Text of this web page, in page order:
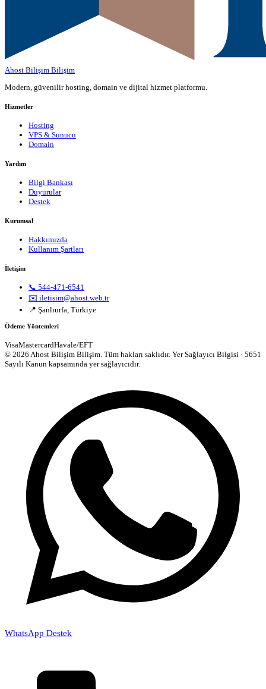
Ahost Bilişim Bilişim
Modern, güvenilir hosting, domain ve dijital hizmet platformu.
Hizmetler
Hosting
VPS & Sunucu
Domain
Yardım
Bilgi Bankası
Duyurular
Destek
Kurumsal
Hakkımızda
Kullanım Şartları
İletişim
📞 544-471-6541
✉️ iletisim@ahost.web.tr
📍 Şanlıurfa, Türkiye
Ödeme Yöntemleri
VisaMastercardHavale/EFT
© 2026 Ahost Bilişim Bilişim. Tüm hakları saklıdır. Yer Sağlayıcı Bilgisi · 5651
Sayılı Kanun kapsamında yer sağlayıcıdır.
WhatsApp Destek